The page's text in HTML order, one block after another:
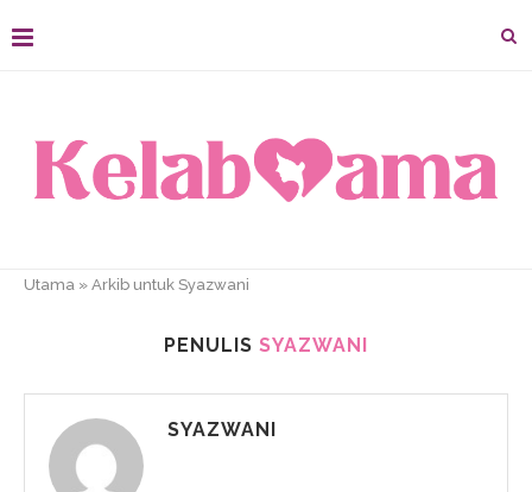
Utama » Arkib untuk Syazwani
PENULIS SYAZWANI
SYAZWANI